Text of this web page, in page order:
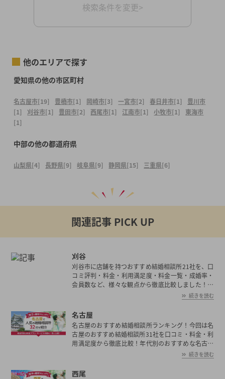
検索条件を変更>
他のエリアで探す
愛知県の他の市区町村
名古屋市[19] 豊橋市[1] 岡崎市[3] 一宮市[2] 春日井市[1]
豊川市
[1]
刈谷市[1] 豊田市[2] 西尾市[1] 江南市[1] 小牧市[1]
東海市
[1]
中部の他の都道府県
山梨県[4] 長野県[9] 岐阜県[9] 静岡県[15] 三重県[6]
関連記事 PICK UP
刈谷
刈谷市に店舗を持つおすすめ結婚相談所21社を、口
コミ評判・料金・利用満足度・料金一覧・成婚率・
会員数など、様々な観点から徹底比較しました！刈
谷市の平均初婚年齢は、男性が30.2歳、女性が28.3
歳と男女共に日本全国の平均初婚年齢と比べ低い。
あなたの年収や職業、ご希望に沿った理想の相手を
刈谷市で見つけたいとお考えの方は是非ご覧くださ
い。
続きを読む
名古屋
名古屋のおすすめ結婚相談所ランキング！今回は名
古屋のおすすめ結婚相談所31社を口コミ・料金・利
用満足度から徹底比較！年代別のおすすめな名古屋
の結婚相談所や選ぶ際の注意点も解説しています。
続きを読む
西尾